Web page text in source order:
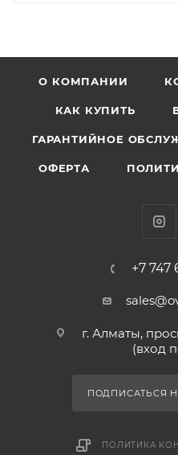
О КОМПАНИИ
КАК КУПИТЬ
ГАРАНТИЙНОЕ
ОФЕРТА
+7 747
г. Алматы,
(вход
ПОДПИСАТЬСЯ
ПОЛИТИКА